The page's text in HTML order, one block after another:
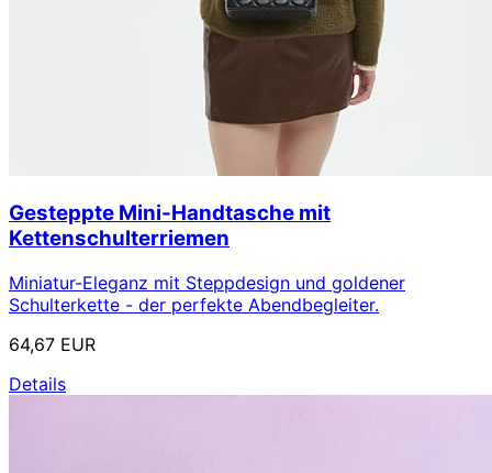
Gesteppte Mini-Handtasche mit
Kettenschulterriemen
Miniatur-Eleganz mit Steppdesign und goldener
Schulterkette - der perfekte Abendbegleiter.
64,67 EUR
Details